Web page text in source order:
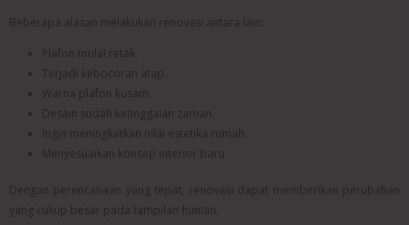
Beberapa alasan melakukan renovasi antara lain:
Plafon mulai retak.
Terjadi kebocoran atap.
Warna plafon kusam.
Desain sudah ketinggalan zaman.
Ingin meningkatkan nilai estetika rumah.
Menyesuaikan konsep interior baru.
Dengan perencanaan yang tepat, renovasi dapat memberikan perubahan
yang cukup besar pada tampilan hunian.